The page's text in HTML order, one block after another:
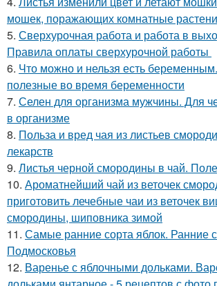
мошек, поражающих комнатные
5. Сверхурочная работа и работа в
Правила оплаты сверхурочной работы
6. Что можно и нельзя есть
полезные во время беременности
7. Селен для организма мужчины. Для
в организме
8. Польза и вред чая из листьев
лекарств
9. Листья черной смородины в чай.
10. Ароматнейший чай из веточек
приготовить лечебные чаи из веточек
смородины, шиповника зимой
11. Самые ранние сорта яблок. Ранние
Подмосковья
12. Варенье с яблочными дольками.